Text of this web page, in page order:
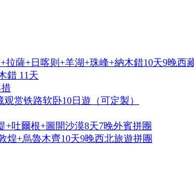
薩+日喀则+羊湖+珠峰+納木錯10天9晚西
錯 11天
赏铁路软卧10日遊（可定製）
吐爾根+圖開沙漠8天7晚外賓拼團
煌+烏魯木齊10天9晚西北旅遊拼團